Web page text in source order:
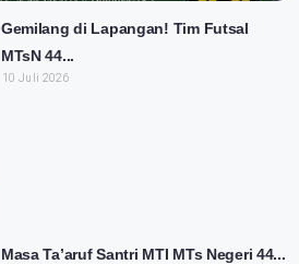
Gemilang di Lapangan! Tim Futsal
MTsN 44...
10 Juli 2026
Masa Ta’aruf Santri MTI MTs Negeri 44...